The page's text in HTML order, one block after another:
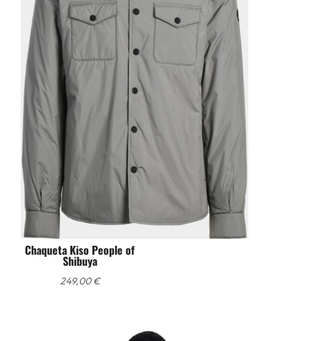
Chaqueta Kiso People of
Shibuya
249,00€